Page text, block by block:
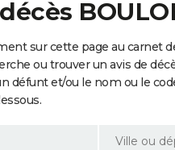
sur cette page au carnet
ou trouver un avis de
défunt et/ou le nom ou le